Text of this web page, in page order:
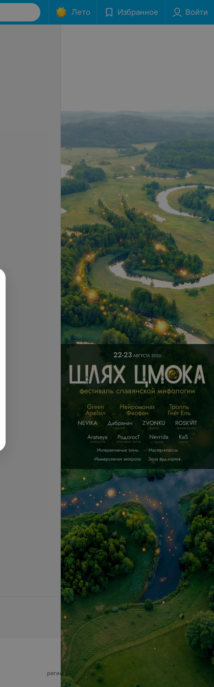
Лето Избранное Войти
© 2026 ООО «Артокс Лаб», УНП 191700409,
регистрирующий орган - Минский горисполком
220012, Республика Беларусь, г. Минск,